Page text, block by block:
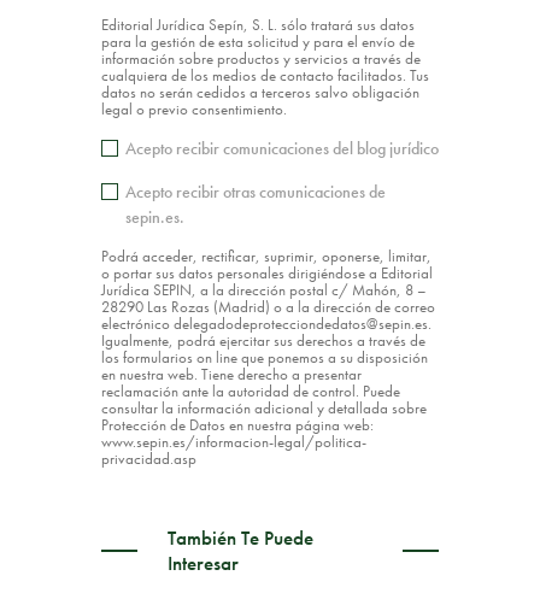
Editorial Jurídica Sepín, S. L. sólo tratará sus datos
para la gestión de esta solicitud y para el envío de
información sobre productos y servicios a través de
cualquiera de los medios de contacto facilitados. Tus
datos no serán cedidos a terceros salvo obligación
legal o previo consentimiento.
Acepto recibir comunicaciones del blog jurídico
Acepto recibir otras comunicaciones de
sepin.es.
Podrá acceder, rectificar, suprimir, oponerse, limitar,
o portar sus datos personales dirigiéndose a Editorial
Jurídica SEPIN, a la dirección postal c/ Mahón, 8 –
28290 Las Rozas (Madrid) o a la dirección de correo
electrónico delegadodeprotecciondedatos@sepin.es.
Igualmente, podrá ejercitar sus derechos a través de
los formularios on line que ponemos a su disposición
en nuestra web. Tiene derecho a presentar
reclamación ante la autoridad de control. Puede
consultar la información adicional y detallada sobre
Protección de Datos en nuestra página web:
www.sepin.es/informacion-legal/politica-
privacidad.asp
También Te Puede
Interesar